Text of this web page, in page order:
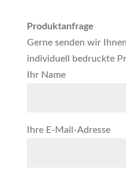
Produktanfrage
Gerne senden wir
individuell bedruckte
Ihr Name
Ihre E-Mail-Adresse